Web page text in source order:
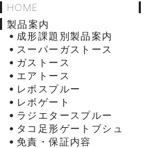
HOME
製品案内
成形課題別製品案内
スーパーガストース
ガストース
エアトース
レボスプルー
レボゲート
ラジエタースプルー
タコ足形ゲートブシュ
免責・保証内容